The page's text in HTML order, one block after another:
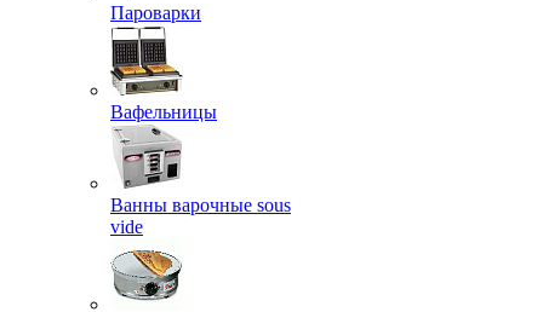
Пароварки
Вафельницы
Ванны варочные sous
vide